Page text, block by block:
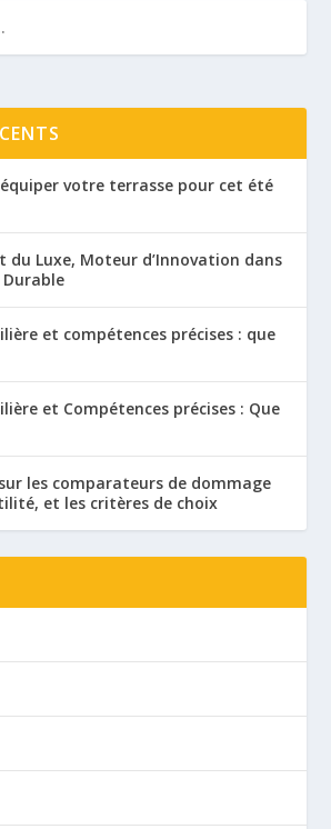
votre terrasse pour cet été
du Luxe, Moteur d’Innovation dans
et compétences précises : que
et Compétences précises : Que
les comparateurs de dommage
et les critères de choix